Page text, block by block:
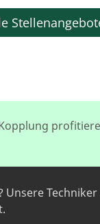
Unsere